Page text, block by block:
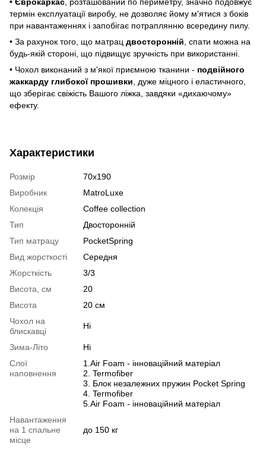
термін експлуатації виробу, не дозволяє йому м'ятися з боків
при навантаженнях і запобігає потраплянню всередину пилу.
• За рахунок того, що матрац двосторонній , спати можна на
будь-якій стороні, що підвищує зручність при використанні.
• Чохол виконаний з м'якої приємною тканини - подвійного
жаккарду глибокої прошивки , дуже міцного і еластичного,
що зберігає свіжість Вашого ліжка, завдяки «дихаючому»
ефекту.
Характеристики
Розмір
70х190
Виробник
MatroLuxe
Колекція
Coffee collection
Тип
Двосторонній
Тип матрацу
PocketSpring
Вид жорсткості
Середня
Жорсткість
3/3
Висота, см
20
Висота
20 см
Чохол на
блискавці
Ні
Зима-Літо
Ні
Слої
наповнення
1.Air Foam - інноваційний матеріал
2. Termofiber
3. Блок незалежних пружин Pocket Spring
4. Termofiber
5.Air Foam - інноваційний матеріал
Навантаження
на 1 спальне
місце
до 150 кг